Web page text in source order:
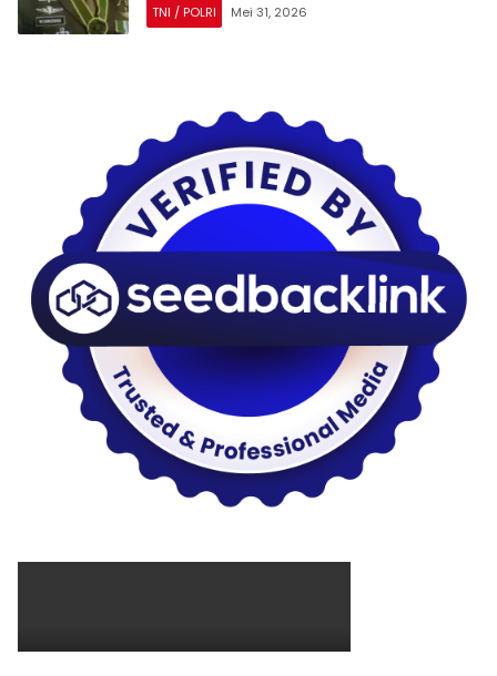
TNI / POLRI Mei 31, 2026